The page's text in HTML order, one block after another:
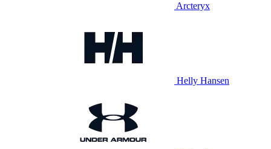
Arcteryx
Helly Hansen